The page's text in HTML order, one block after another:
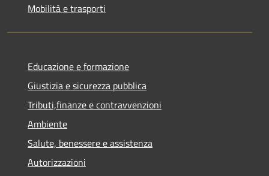
Mobilità e trasporti
Educazione e formazione
Giustizia e sicurezza pubblica
Tributi,finanze e contravvenzioni
Ambiente
Salute, benessere e assistenza
Autorizzazioni